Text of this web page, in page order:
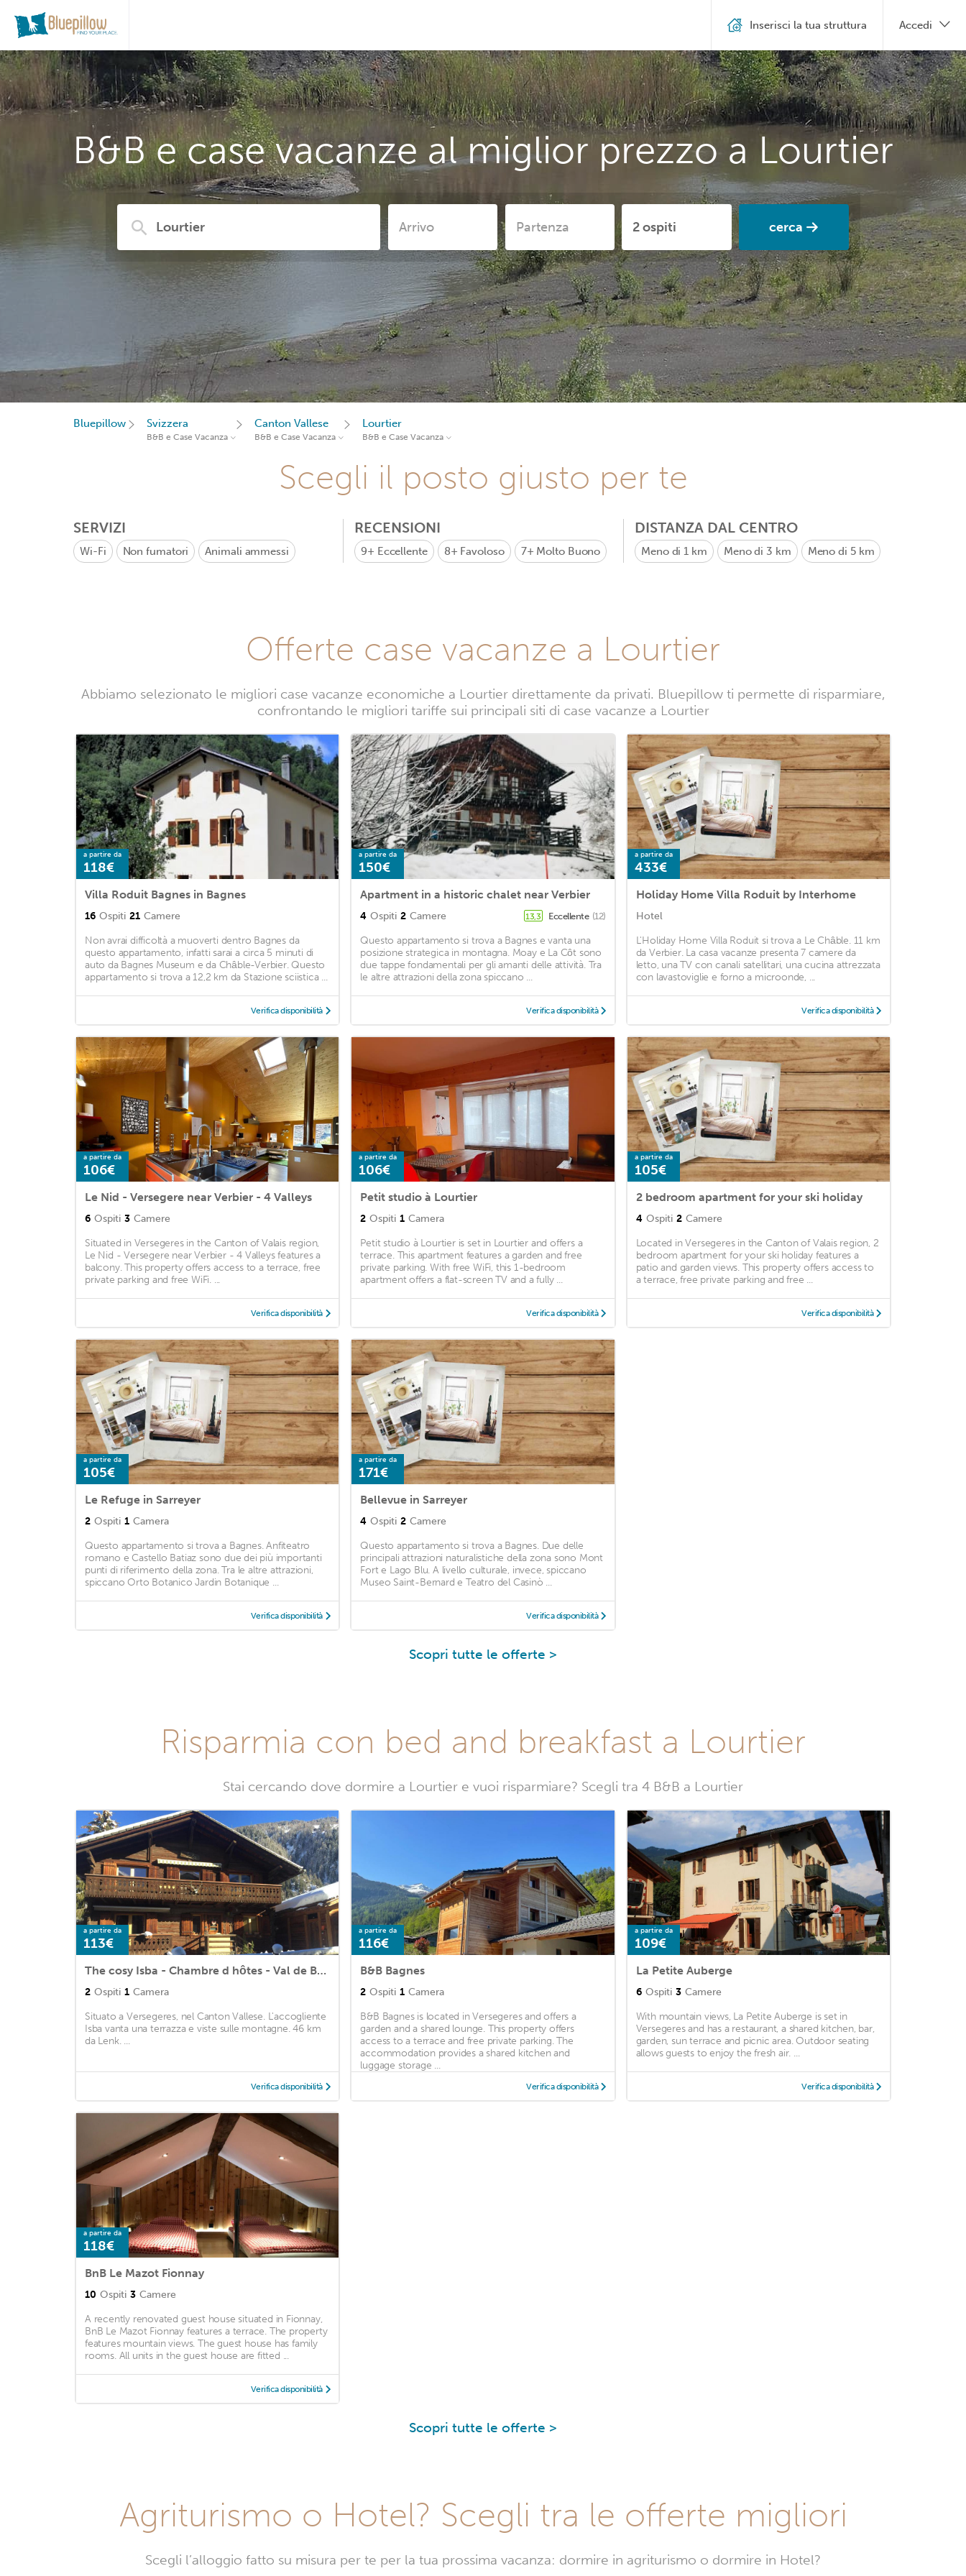
B&B e case vacanze al miglior prezzo a Lourtier
cerca
Inserisci la tua struttura Accedi
Bluepillow Svizzera
B&B e Case Vacanza
Canton Vallese
B&B e Case Vacanza
Lourtier
B&B e Case Vacanza
Scegli il posto giusto per te
SERVIZI
Wi-Fi Non fumatori Animali ammessi
RECENSIONI
9+ Eccellente 8+ Favoloso 7+ Molto Buono
DISTANZA DAL CENTRO
Meno di 1 km Meno di 3 km Meno di 5 km
Offerte case vacanze a Lourtier
Abbiamo selezionato le migliori case vacanze economiche a Lourtier direttamente da privati. Bluepillow ti permette di risparmiare,
confrontando le migliori tariffe sui principali siti di case vacanze a Lourtier
a partire da
118€
Villa Roduit Bagnes in Bagnes
16 Ospiti 21 Camere
Non avrai difficoltà a muoverti dentro Bagnes da
questo appartamento, infatti sarai a circa 5 minuti di
auto da Bagnes Museum e da Châble-Verbier. Questo
appartamento si trova a 12,2 km da Stazione sciistica ...
Verifica disponibilità
a partire da
150€
Apartment in a historic chalet near Verbier
4 Ospiti 2 Camere 13,3 Eccellente (12)
Questo appartamento si trova a Bagnes e vanta una
posizione strategica in montagna. Moay e La Côt sono
due tappe fondamentali per gli amanti delle attività. Tra
le altre attrazioni della zona spiccano ...
Verifica disponibilità
a partire da
433€
Holiday Home Villa Roduit by Interhome
Hotel
L'Holiday Home Villa Roduit si trova a Le Châble. 11 km
da Verbier. La casa vacanze presenta 7 camere da
letto, una TV con canali satellitari, una cucina attrezzata
con lavastoviglie e forno a microonde, ...
Verifica disponibilità
a partire da
106€
Le Nid - Versegere near Verbier - 4 Valleys
6 Ospiti 3 Camere
Situated in Versegeres in the Canton of Valais region,
Le Nid - Versegere near Verbier - 4 Valleys features a
balcony. This property offers access to a terrace, free
private parking and free WiFi. ...
Verifica disponibilità
a partire da
106€
Petit studio à Lourtier
2 Ospiti 1 Camera
Petit studio à Lourtier is set in Lourtier and offers a
terrace. This apartment features a garden and free
private parking. With free WiFi, this 1-bedroom
apartment offers a flat-screen TV and a fully ...
Verifica disponibilità
a partire da
105€
2 bedroom apartment for your ski holiday
4 Ospiti 2 Camere
Located in Versegeres in the Canton of Valais region, 2
bedroom apartment for your ski holiday features a
patio and garden views. This property offers access to
a terrace, free private parking and free ...
Verifica disponibilità
a partire da
105€
Le Refuge in Sarreyer
2 Ospiti 1 Camera
Questo appartamento si trova a Bagnes. Anfiteatro
romano e Castello Batiaz sono due dei più importanti
punti di riferimento della zona. Tra le altre attrazioni,
spiccano Orto Botanico Jardin Botanique ...
Verifica disponibilità
a partire da
171€
Bellevue in Sarreyer
4 Ospiti 2 Camere
Questo appartamento si trova a Bagnes. Due delle
principali attrazioni naturalistiche della zona sono Mont
Fort e Lago Blu. A livello culturale, invece, spiccano
Museo Saint-Bernard e Teatro del Casinò ...
Verifica disponibilità
Scopri tutte le offerte >
Risparmia con bed and breakfast a Lourtier
Stai cercando dove dormire a Lourtier e vuoi risparmiare? Scegli tra 4 B&B a Lourtier
a partire da
113€
The cosy Isba - Chambre d hôtes - Val de Bagnes - Verbier
2 Ospiti 1 Camera
Situato a Versegeres, nel Canton Vallese. L'accogliente
Isba vanta una terrazza e viste sulle montagne. 46 km
da Lenk. ...
Verifica disponibilità
a partire da
116€
B&B Bagnes
2 Ospiti 1 Camera
B&B Bagnes is located in Versegeres and offers a
garden and a shared lounge. This property offers
access to a terrace and free private parking. The
accommodation provides a shared kitchen and
luggage storage ...
Verifica disponibilità
a partire da
109€
La Petite Auberge
6 Ospiti 3 Camere
With mountain views, La Petite Auberge is set in
Versegeres and has a restaurant, a shared kitchen, bar,
garden, sun terrace and picnic area. Outdoor seating
allows guests to enjoy the fresh air. ...
Verifica disponibilità
a partire da
118€
BnB Le Mazot Fionnay
10 Ospiti 3 Camere
A recently renovated guest house situated in Fionnay,
BnB Le Mazot Fionnay features a terrace. The property
features mountain views. The guest house has family
rooms. All units in the guest house are fitted ...
Verifica disponibilità
Scopri tutte le offerte >
Agriturismo o Hotel? Scegli tra le offerte migliori
Scegli l’alloggio fatto su misura per te per la tua prossima vacanza: dormire in agriturismo o dormire in Hotel?